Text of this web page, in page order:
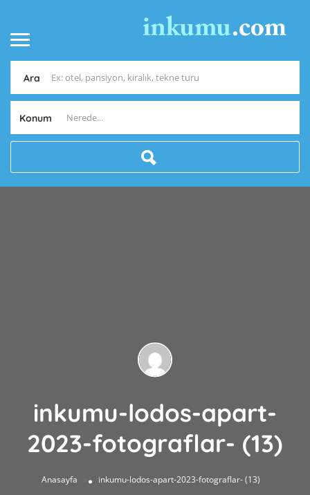
Ara
Konum
inkumu-lodos-apart-
2023-fotograflar- (13)
Anasayfa inkumu-lodos-apart-2023-fotograflar- (13)